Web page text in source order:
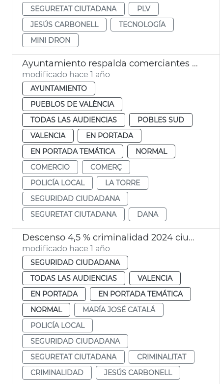
SEGURETAT CIUTADANA
PLV
JESÚS CARBONELL
TECNOLOGÍA
MINI DRON
Ayuntamiento respalda comerciantes Pobles del Sud
modificado hace 1 año
AYUNTAMIENTO
PUEBLOS DE VALÈNCIA
TODAS LAS AUDIENCIAS
POBLES SUD
VALENCIA
EN PORTADA
EN PORTADA TEMÁTICA
NORMAL
COMERCIO
COMERÇ
POLICÍA LOCAL
LA TORRE
SEGURIDAD CIUDADANA
SEGURETAT CIUTADANA
DANA
Descenso 4,5 % criminalidad 2024 ciudad de València
modificado hace 1 año
SEGURIDAD CIUDADANA
TODAS LAS AUDIENCIAS
VALENCIA
EN PORTADA
EN PORTADA TEMÁTICA
NORMAL
MARÍA JOSÉ CATALÁ
POLICÍA LOCAL
SEGURIDAD CIUDADANA
SEGURETAT CIUTADANA
CRIMINALITAT
CRIMINALIDAD
JESÚS CARBONELL